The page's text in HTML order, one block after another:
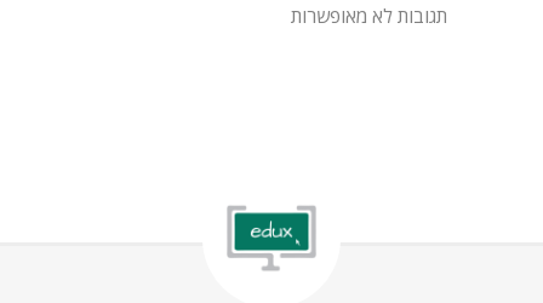
תגובות לא מאופשרות